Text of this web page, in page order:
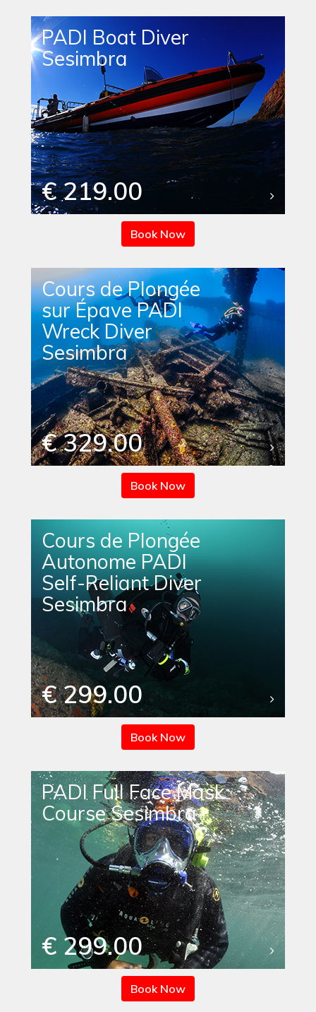
PADI Boat Diver
Sesimbra
€ 219.00
Book Now
Cours de Plongée
sur Épave PADI
Wreck Diver
Sesimbra
€ 329.00
Book Now
Cours de Plongée
Autonome PADI
Self-Reliant Diver
Sesimbra
€ 299.00
Book Now
PADI Full Face Mask
Course Sesimbra
€ 299.00
Book Now